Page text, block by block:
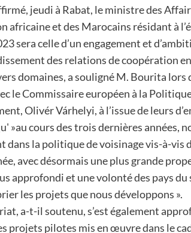
jeudi à Rabat, le ministre des
africaine et des Marocains résidant à
sera celle d’un engagement et
des relations de coopération
domaines, a souligné M. Bourita lors
le Commissaire européen à la
Olivér Várhelyi, à l’issue de leurs
»au cours des trois dernières années,
dans la politique de voisinage vis-à-vis
avec désormais une plus grande
approfondi et une volonté des pays
les projets que nous développons ».
a-t-il soutenu, s’est également
projets pilotes mis en œuvre dans le